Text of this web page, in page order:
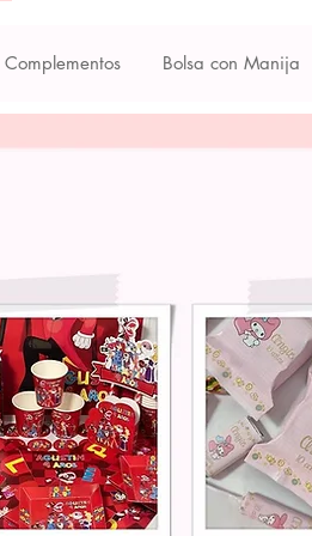
Complementos Bolsa con Manija